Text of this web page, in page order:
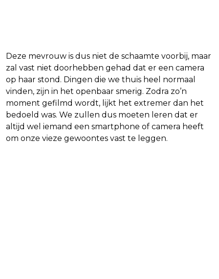
Deze mevrouw is dus niet de schaamte voorbij, maar
zal vast niet doorhebben gehad dat er een camera
op haar stond. Dingen die we thuis heel normaal
vinden, zijn in het openbaar smerig. Zodra zo’n
moment gefilmd wordt, lijkt het extremer dan het
bedoeld was. We zullen dus moeten leren dat er
altijd wel iemand een smartphone of camera heeft
om onze vieze gewoontes vast te leggen.